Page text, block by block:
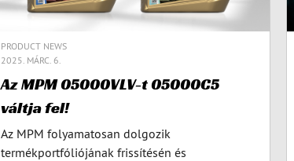
PRODUCT NEWS
2025. MÁRC. 6.
Az MPM 05000VLV-t 05000C5
váltja fel!
Az MPM folyamatosan dolgozik
termékportfóliójának frissítésén és